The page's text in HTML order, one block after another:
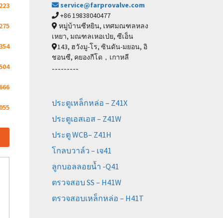
service@farprovalve.com
+86 19838040477
หมู่บ้านซีหยิน, เทศมณฑลหลง
เหยา, มณฑลเหอเป่ย, ซีเอ็น
143, ฮวังมู-โร, ซินดัน-มยอน, อิ
ชอนซี, คยองกีโด，เกาหลี
---------
ประตูเหล็กหล่อ – Z41X
ประตูเอสเอส – Z41W
ประตู WCB– Z41H
โกลบวาล์ว – เจ41
ลูกบอลลอยน้ำ -Q41
ตรวจสอบ SS – H41W
ตรวจสอบเหล็กหล่อ – H41T